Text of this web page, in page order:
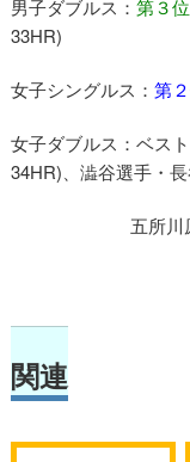
男子ダブルス： 第３位
33HR)
女子シングルス： 第
女子ダブルス：ベス
34HR)、澁谷選手・
五所
関連